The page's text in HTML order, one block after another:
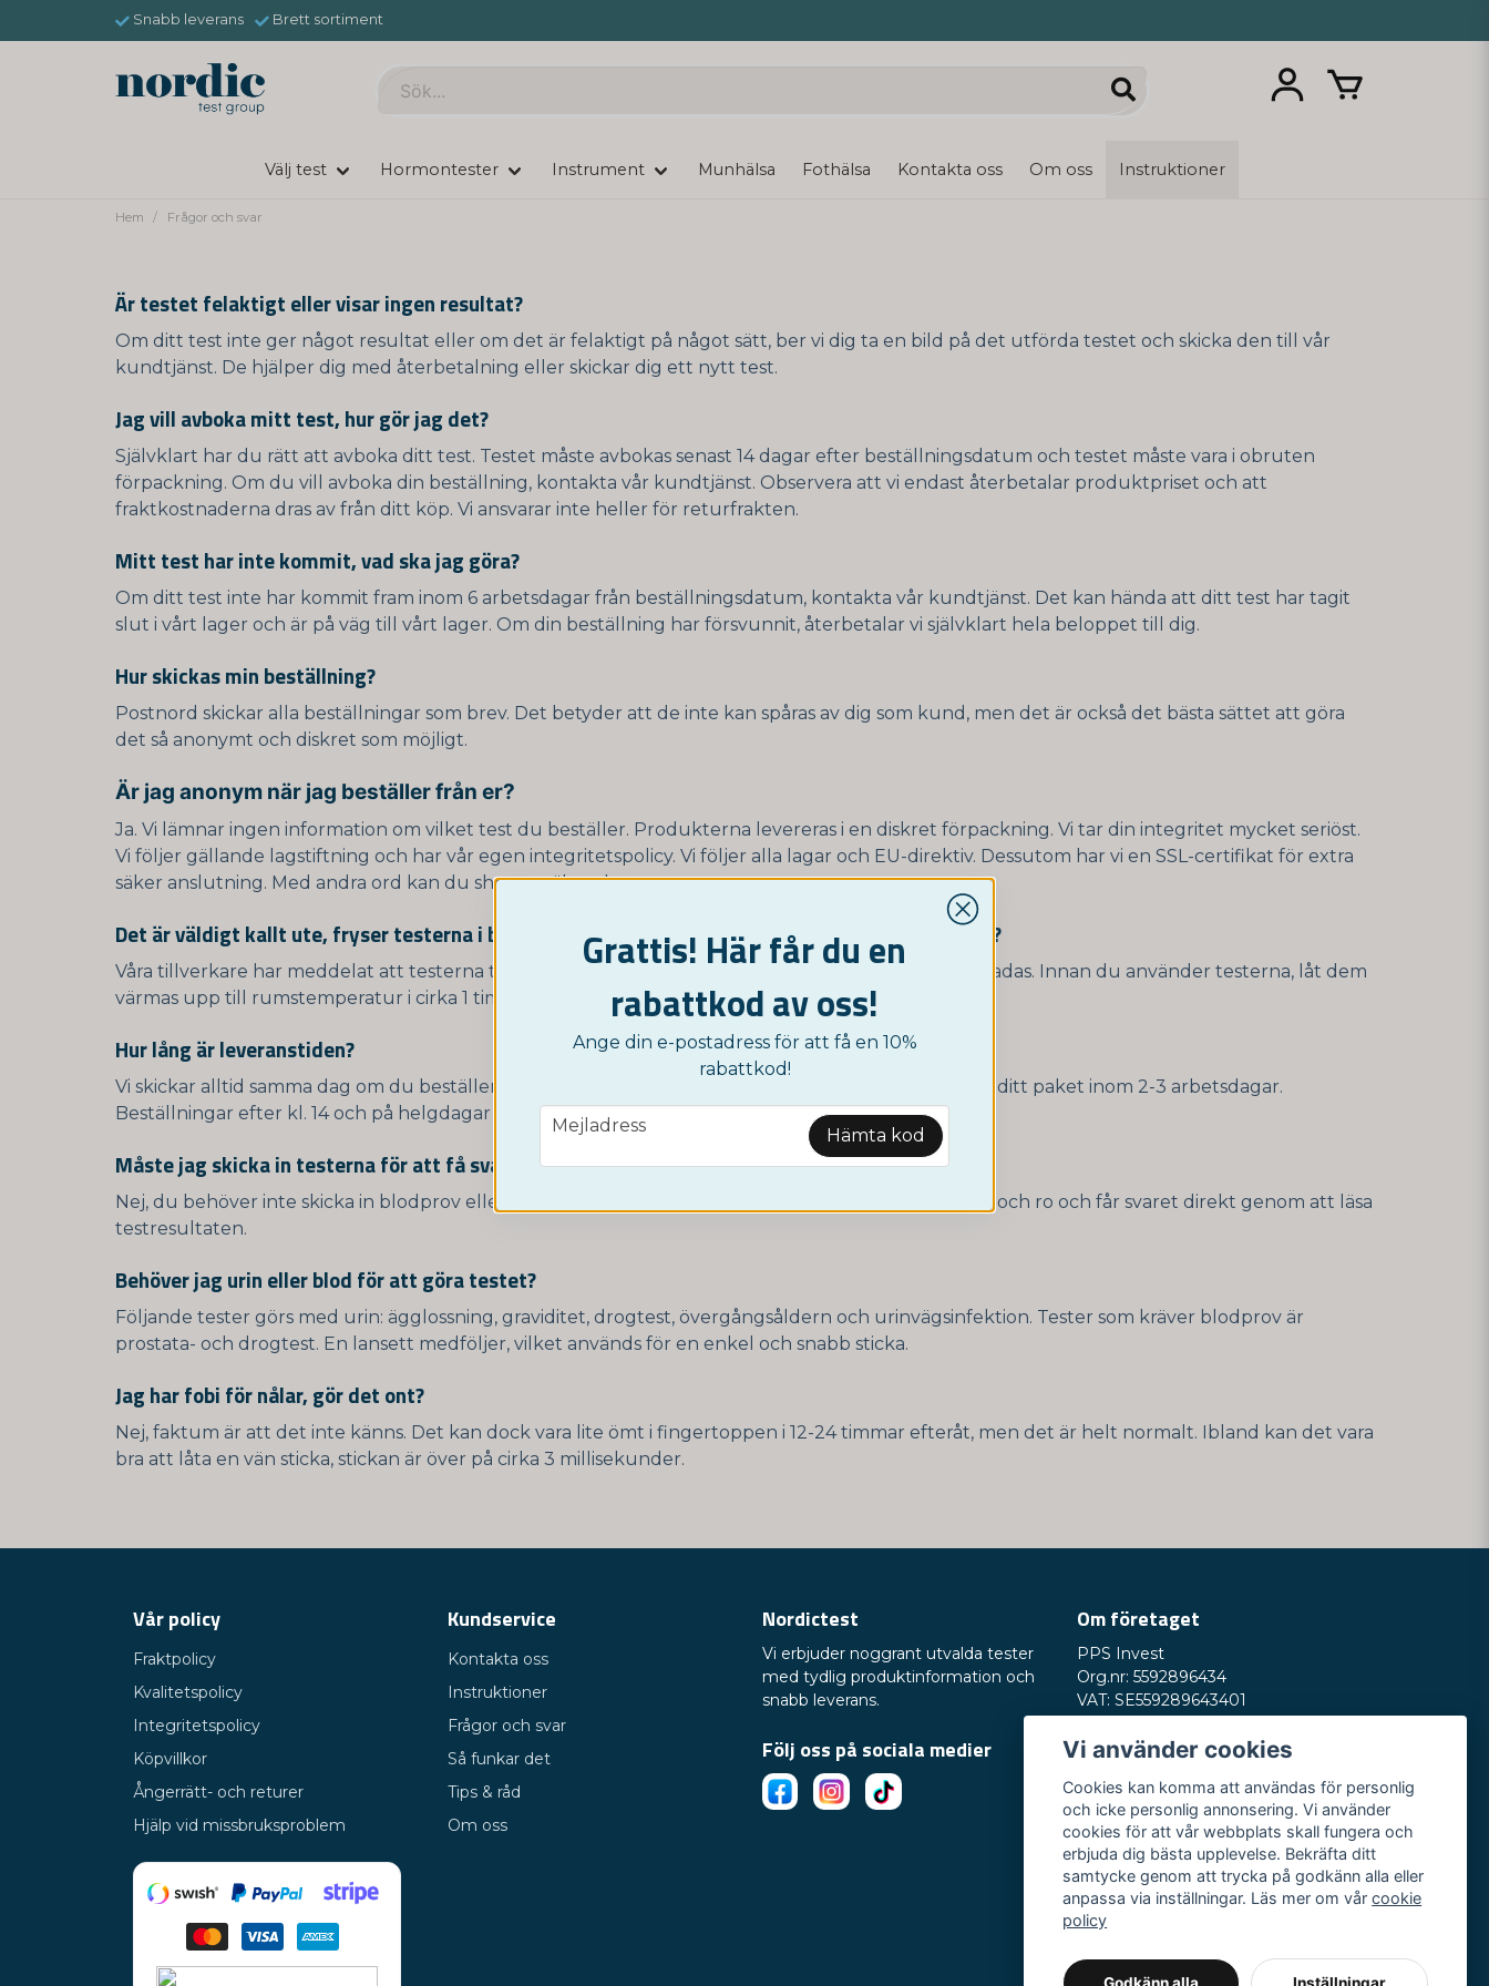
Snabb leverans Brett sortiment
Välj test Hormontester Instrument Munhälsa Fothälsa Kontakta oss Om oss Instruktioner
Hem Frågor och svar
Är testet felaktigt eller visar ingen resultat?
Om ditt test inte ger något resultat eller om det är felaktigt på något sätt, ber vi dig ta en bild på det utförda testet och skicka den till vår
kundtjänst. De hjälper dig med återbetalning eller skickar dig ett nytt test.
Jag vill avboka mitt test, hur gör jag det?
Självklart har du rätt att avboka ditt test. Testet måste avbokas senast 14 dagar efter beställningsdatum och testet måste vara i obruten
förpackning. Om du vill avboka din beställning, kontakta vår kundtjänst. Observera att vi endast återbetalar produktpriset och att
fraktkostnaderna dras av från ditt köp. Vi ansvarar inte heller för returfrakten.
Mitt test har inte kommit, vad ska jag göra?
Om ditt test inte har kommit fram inom 6 arbetsdagar från beställningsdatum, kontakta vår kundtjänst. Det kan hända att ditt test har tagit
slut i vårt lager och är på väg till vårt lager. Om din beställning har försvunnit, återbetalar vi självklart hela beloppet till dig.
Hur skickas min beställning?
Postnord skickar alla beställningar som brev. Det betyder att de inte kan spåras av dig som kund, men det är också det bästa sättet att göra
det så anonymt och diskret som möjligt.
Är jag anonym när jag beställer från er?
Ja. Vi lämnar ingen information om vilket test du beställer. Produkterna levereras i en diskret förpackning. Vi tar din integritet mycket seriöst.
Vi följer gällande lagstiftning och har vår egen integritetspolicy. Vi följer alla lagar och EU-direktiv. Dessutom har vi en SSL-certifikat för extra
säker anslutning. Med andra ord kan du shoppa säkert hos oss.
Det är väldigt kallt ute, fryser testerna i brevlådan under flera timmar? Blir de skadade av kylan?
Våra tillverkare har meddelat att testerna tål kyla ned till -20 grader i upp till tre veckor utan att skadas. Innan du använder testerna, låt dem
värmas upp till rumstemperatur i cirka 1 timme.
Hur lång är leveranstiden?
Vi skickar alltid samma dag om du beställer på vardagar före kl. 14. Med Postnord levereras normalt ditt paket inom 2-3 arbetsdagar.
Beställningar efter kl. 14 och på helgdagar packas och skickas nästkommande vardag.
Måste jag skicka in testerna för att få svar?
Nej, du behöver inte skicka in blodprov eller liknande - du utför alla undersökningar hemma i lugn och ro och får svaret direkt genom att läsa
testresultaten.
Behöver jag urin eller blod för att göra testet?
Följande tester görs med urin: ägglossning, graviditet, drogtest, övergångsåldern och urinvägsinfektion. Tester som kräver blodprov är
prostata- och drogtest. En lansett medföljer, vilket används för en enkel och snabb sticka.
Jag har fobi för nålar, gör det ont?
Nej, faktum är att det inte känns. Det kan dock vara lite ömt i fingertoppen i 12-24 timmar efteråt, men det är helt normalt. Ibland kan det vara
bra att låta en vän sticka, stickan är över på cirka 3 millisekunder.
Grattis! Här får du en
rabattkod av oss!
Ange din e-postadress för att få en 10%
rabattkod!
email
Mejladress Hämta kod
Vår policy
Fraktpolicy
Kvalitetspolicy
Integritetspolicy
Köpvillkor
Ångerrätt- och returer
Hjälp vid missbruksproblem
Kundservice
Kontakta oss
Instruktioner
Frågor och svar
Så funkar det
Tips & råd
Om oss
Nordictest
Vi erbjuder noggrant utvalda tester
med tydlig produktinformation och
snabb leverans.
Följ oss på sociala medier
Om företaget
PPS Invest
Org.nr: 5592896434
VAT: SE559289643401
245 33 Staffanstorp
Öppettider:
Mån-fre kl. 10-17
Vi använder cookies
Cookies kan komma att användas för personlig
och icke personlig annonsering. Vi använder
cookies för att vår webbplats skall fungera och
erbjuda dig bästa upplevelse. Bekräfta ditt
samtycke genom att trycka på godkänn alla eller
anpassa via inställningar. Läs mer om vårcookie
policy